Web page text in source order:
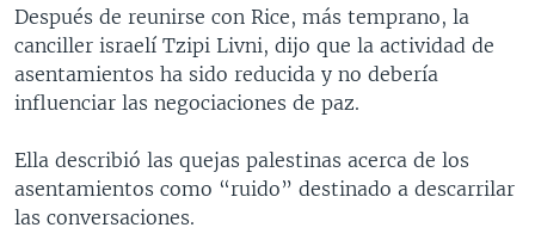
DEPORTIVO INTERNACIONAL
NOTA ECONÓMICA
ENTRETENIMIENTO
Idiomas
Después de reunirse con Rice, más temprano, la
canciller israelí Tzipi Livni, dijo que la actividad de
asentamientos ha sido reducida y no debería
influenciar las negociaciones de paz.
Ella describió las quejas palestinas acerca de los
asentamientos como “ruido” destinado a descarrilar
las conversaciones.